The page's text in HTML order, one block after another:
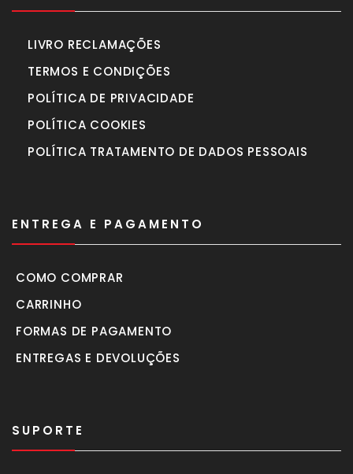
LIVRO RECLAMAÇÕES
TERMOS E CONDIÇÕES
POLÍTICA DE PRIVACIDADE
POLÍTICA COOKIES
POLÍTICA TRATAMENTO DE DADOS PESSOAIS
ENTREGA E PAGAMENTO
COMO COMPRAR
CARRINHO
FORMAS DE PAGAMENTO
ENTREGAS E DEVOLUÇÕES
SUPORTE